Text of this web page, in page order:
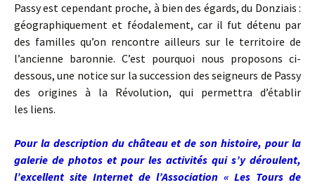
Passy est cependant proche, à bien des égards, du Donziais :
géographiquement et féodalement, car il fut détenu par
des familles qu’on rencontre ailleurs sur le territoire de
l’ancienne baronnie. C’est pourquoi nous proposons ci-
dessous, une notice sur la succession des seigneurs de Passy
des origines à la Révolution, qui permettra d’établir
les liens.
Pour la description du château et de son histoire, pour la
galerie de photos et pour les activités qui s’y déroulent,
l’excellent site Internet de l’Association « Les Tours de